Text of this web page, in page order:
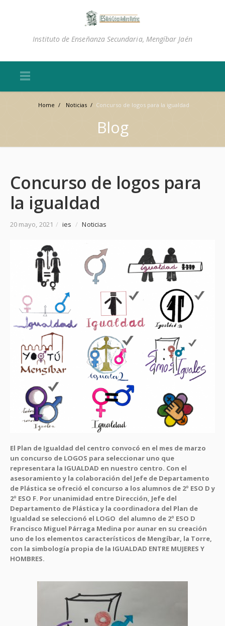
Instituto de Enseñanza Secundaria, Mengíbar Jaén
Home / Noticias / Concurso de logos para la igualdad
Blog
Concurso de logos para
la igualdad
20 mayo, 2021 / ies / Noticias
El Plan de Igualdad del centro convocó en el mes de marzo
un concurso de LOGOS para seleccionar uno que
representara la IGUALDAD en nuestro centro. Con el
asesoramiento y la colaboración del Jefe de Departamento
de Plástica se ofreció el concurso a los alumnos de 2º ESO D y
2º ESO F. Por unanimidad entre Dirección, Jefe del
Departamento de Plástica y la coordinadora del Plan de
Igualdad se seleccionó el LOGO del alumno de 2º ESO D
Francisco Miguel Párraga Medina por aunar en su creación
uno de los elementos característicos de Mengíbar, la Torre,
con la simbología propia de la IGUALDAD ENTRE MUJERES Y
HOMBRES.